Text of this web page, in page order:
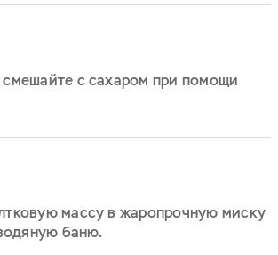
с сахаром при помощи
массу в жаропрочную миску
баню.